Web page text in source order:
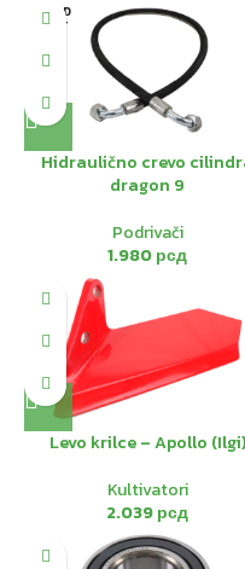
SOLD
OUT
Hidraulično crevo
dragon 9
Podrivači
1.980рсд
Levo krilce – Apollo (Ilgi)
Kultivatori
2.039рсд